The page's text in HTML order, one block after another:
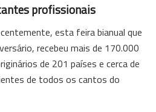
profissionais
esta feira bianual que
recebeu mais de 170.000
de 201 países e cerca de
de todos os cantos do